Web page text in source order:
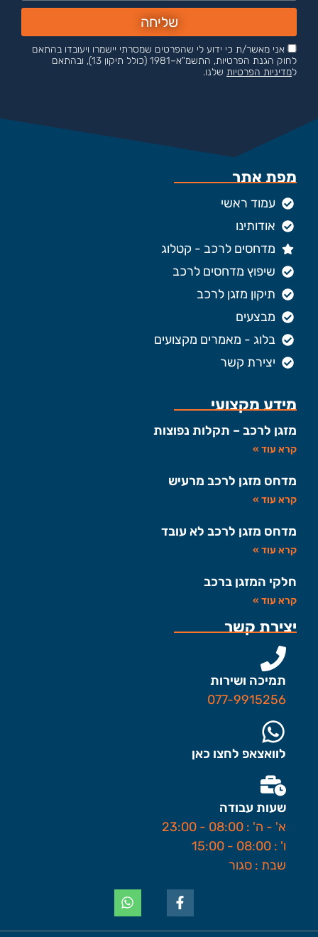
אני מאשר/ת כי ידוע לי שהפרטים שמסרתי יישמרו ויעובדו בהתאם
לחוק הגנת הפרטיות, התשמ"א–1981 (כולל תיקון 13), ובהתאם
למדיניות הפרטיות שלנו.
שליחה
מפת אתר
עמוד ראשי
אודותינו
מדחסים לרכב - קטלוג
שיפוץ מדחסים לרכב
תיקון מזגן לרכב
מבצעים
בלוג - מאמרים מקצועים
יצירת קשר
מידע מקצועי
מזגן לרכב – תקלות נפוצות
קרא עוד »
מדחס מזגן לרכב מרעיש
קרא עוד »
מדחס מזגן לרכב לא עובד
קרא עוד »
חלקי המזגן ברכב
קרא עוד »
יצירת קשר
תמיכה ושירות
077-9915256
לוואצאפ לחצו כאן
שעות עבודה
א' - ה' : 08:00 - 23:00
ו' : 08:00 - 15:00
שבת : סגור